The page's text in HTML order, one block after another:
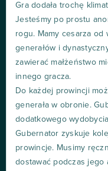
Gra dodała trochę
Jesteśmy po prostu
rogu. Mamy cesarza od
generałów i
zawierać małżeństwo
innego gracza.
Do każdej prowincji
generała w obronie.
dodatkowego
Gubernator zyskuje
prowincje. Musimy
dostawać podczas jego